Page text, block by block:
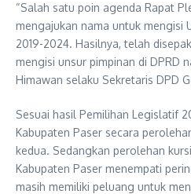
“Salah satu poin agenda Rapat
mengajukan nama untuk mengisi
2019-2024. Hasilnya, telah
mengisi unsur pimpinan di DPRD
Himawan selaku Sekretaris DPD
Sesuai hasil Pemilihan Legislatif
Kabupaten Paser secara
kedua. Sedangkan perolehan
Kabupaten Paser menempati
masih memiliki peluang untuk